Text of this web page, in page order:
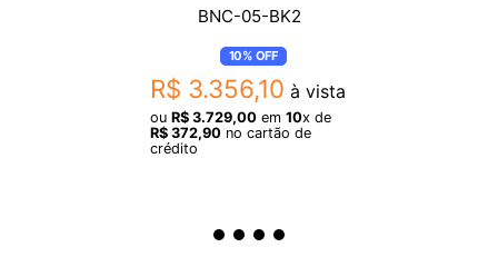
BNC-05-BK2
10%OFF
R$ 3.356,10 à vista
ou R$ 3.729,00 em 10x de
R$ 372,90 no cartão de
crédito